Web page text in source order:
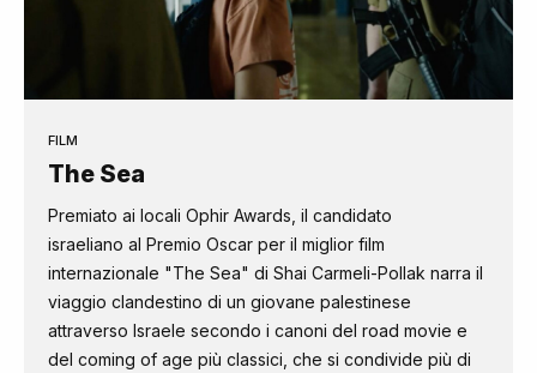
FILM
The Sea
Premiato ai locali Ophir Awards, il candidato
israeliano al Premio Oscar per il miglior film
internazionale "The Sea" di Shai Carmeli-Pollak narra il
viaggio clandestino di un giovane palestinese
attraverso Israele secondo i canoni del road movie e
del coming of age più classici, che si condivide più di